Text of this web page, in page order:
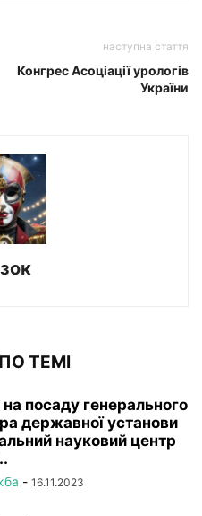
наступна стаття
Конгрес Асоціації урологів
України
ТЕМІ
посаду генерального
державної установи
науковий центр
- 16.11.2023